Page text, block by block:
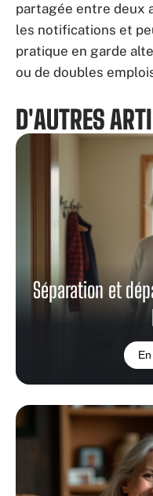
partagée entre deux
les notifications et
pratique en garde
ou de doubles
D'AUTRES
Séparation et